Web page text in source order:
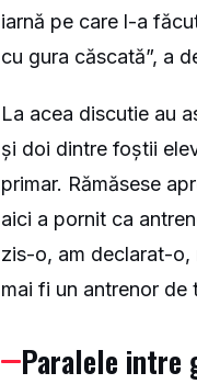
iarnă pe care l-a
cu gura căscată”, a
La acea discutie au
și doi dintre foștii
primar. Rămăsese
aici a pornit ca
zis-o, am declarat-o,
mai fi un antrenor de
Paralele intre